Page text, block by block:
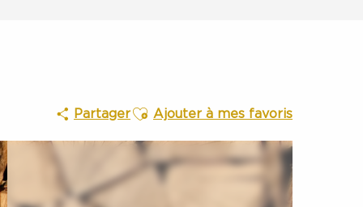
PartagerAjouter aux favoris
Ajouter à mes favoris